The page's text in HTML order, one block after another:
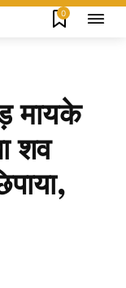
0
मायके
शव